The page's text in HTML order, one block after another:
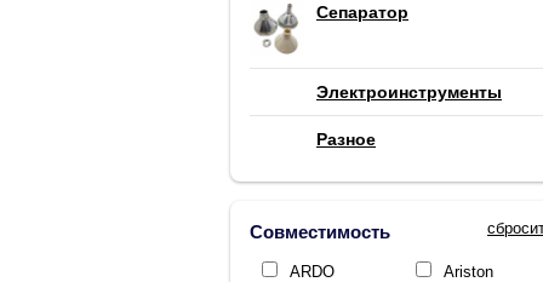
Сепаратор
Электроинструменты
Разное
Совместимость
ARDO
Ariston